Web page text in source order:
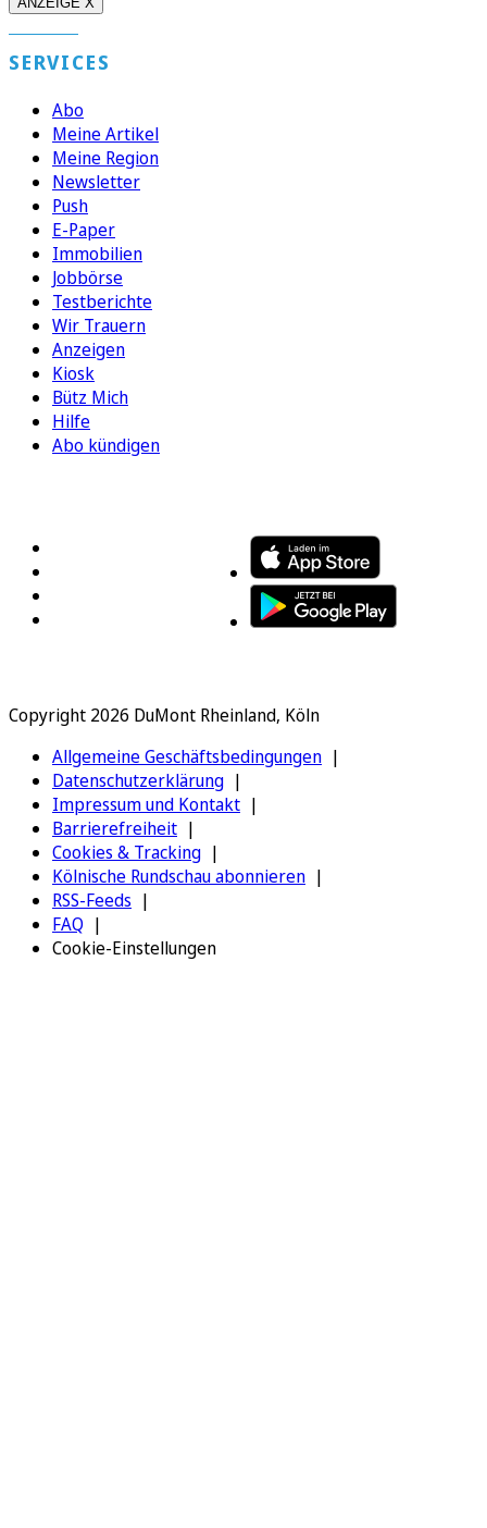
SERVICES
Abo
Meine Artikel
Meine Region
Newsletter
Push
E-Paper
Immobilien
Jobbörse
Testberichte
Wir Trauern
Anzeigen
Kiosk
Bütz Mich
Hilfe
Abo kündigen
Copyright 2026 DuMont Rheinland, Köln
Allgemeine Geschäftsbedingungen
Datenschutzerklärung
Impressum und Kontakt
Barrierefreiheit
Cookies & Tracking
Kölnische Rundschau abonnieren
RSS-Feeds
FAQ
Cookie-Einstellungen